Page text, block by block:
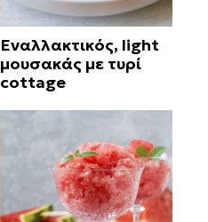
Εναλλακτικός, light
μουσακάς με τυρί
cottage